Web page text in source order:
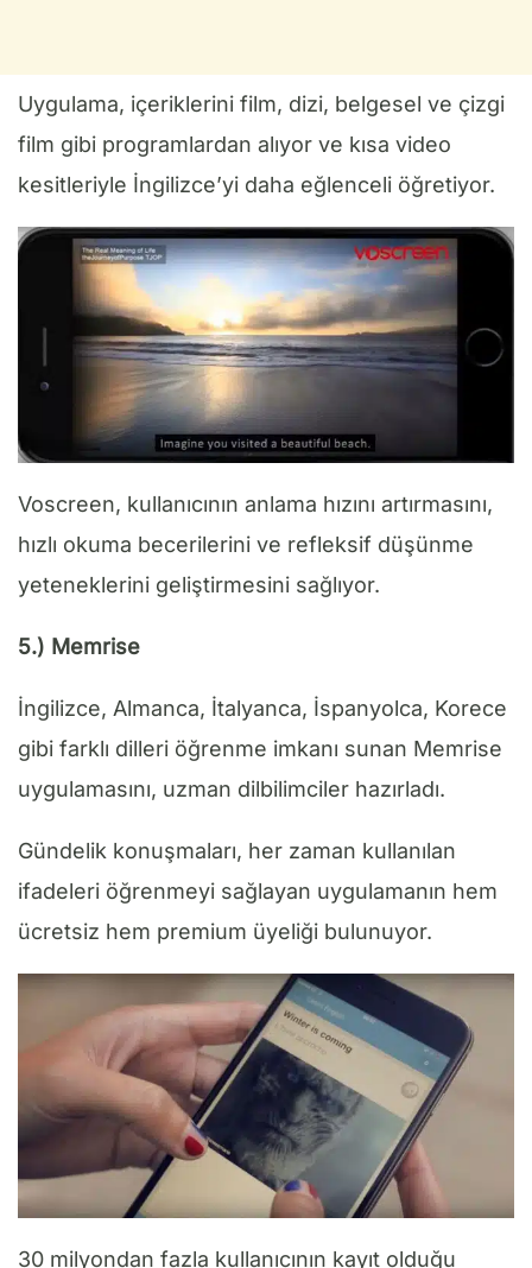
Uygulama, içeriklerini film, dizi, belgesel ve çizgi
film gibi programlardan alıyor ve kısa video
kesitleriyle İngilizce’yi daha eğlenceli öğretiyor.
Voscreen, kullanıcının anlama hızını artırmasını,
hızlı okuma becerilerini ve refleksif düşünme
yeteneklerini geliştirmesini sağlıyor.
5.) Memrise
İngilizce, Almanca, İtalyanca, İspanyolca, Korece
gibi farklı dilleri öğrenme imkanı sunan Memrise
uygulamasını, uzman dilbilimciler hazırladı.
Gündelik konuşmaları, her zaman kullanılan
ifadeleri öğrenmeyi sağlayan uygulamanın hem
ücretsiz hem premium üyeliği bulunuyor.
30 milyondan fazla kullanıcının kayıt olduğu